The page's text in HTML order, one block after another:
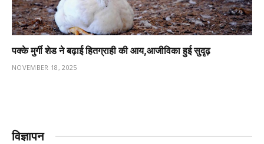
पक्के मुर्गी शेड ने बढ़ाई हितग्राही की आय,आजीविका हुई सुदृढ़
NOVEMBER 18, 2025
विज्ञापन